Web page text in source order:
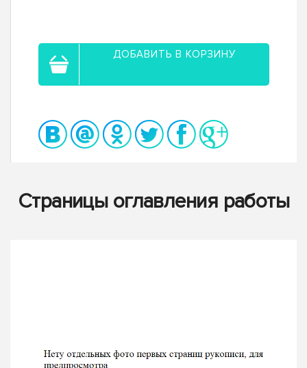
ДОБАВИТЬ В КОРЗИНУ
Страницы оглавления работы